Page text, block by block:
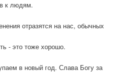
к людям.
отразятся на нас, обычных
- это тоже хорошо.
в новый год. Слава Богу за